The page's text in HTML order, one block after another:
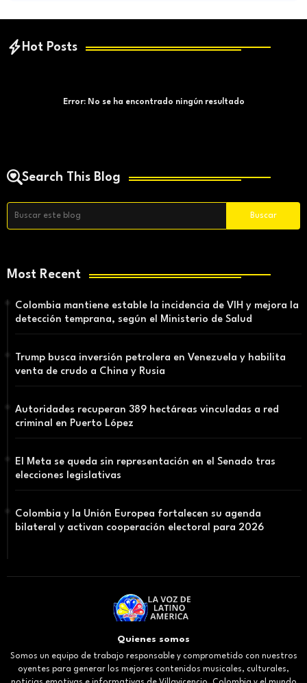
Hot Posts
Error:No se ha encontrado ningún resultado
Search This Blog
Most Recent
Colombia mantiene estable la incidencia de VIH y mejora la
detección temprana, según el Ministerio de Salud
Trump busca inversión petrolera en Venezuela y habilita
venta de crudo a China y Rusia
Autoridades recuperan 389 hectáreas vinculadas a red
criminal en Puerto López
El Meta se queda sin representación en el Senado tras
elecciones legislativas
Colombia y la Unión Europea fortalecen su agenda
bilateral y activan cooperación electoral para 2026
Quienes somos
Somos un equipo de trabajo responsable y comprometido con nuestros
oyentes para generar los mejores contenidos musicales, culturales,